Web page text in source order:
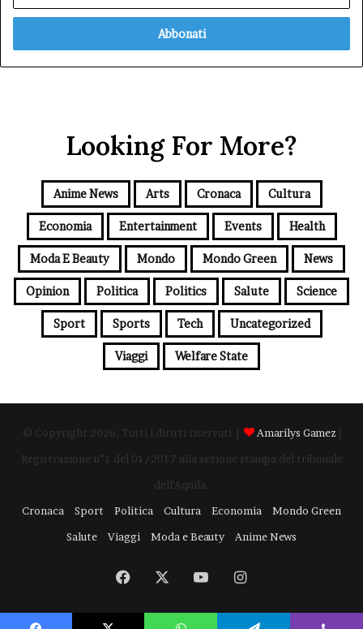
tuo
mail
Looking For More?
Anime News Arts Cronaca Cultura
Economia Entertainment Events Health
Moda E Beauty Mondo Mondo Green News
Opinion Politica Politics Salute Science
Sport Sports Tech Uncategorized
Viaggi Welfare State
© Copyright 2026, Tutti i diritti riservati | Amarilys Gamez
Registrazione n°1 del 01/2017 alla sezione stampa del tribunale
dell'Aquila.
Cronaca
Sport Politica Cultura Economia
Mondo Green
Salute
Viaggi Moda e Beauty Anime News
Facebook You
Tube
Instagram